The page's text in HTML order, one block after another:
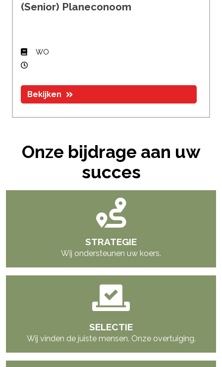
(Senior) Planeconoom
WO
Bekijken
Onze bijdrage aan uw
succes
STRATEGIE
Wij ondersteunen uw koers.
SELECTIE
Wij vinden de juiste mensen. Onze overtuiging.